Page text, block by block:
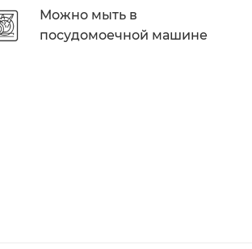
Можно мыть в
посудомоечной машине